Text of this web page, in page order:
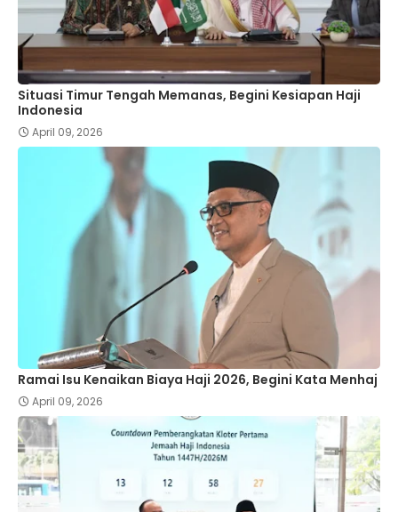
Situasi Timur Tengah Memanas, Begini Kesiapan Haji
Indonesia
April 09, 2026
Ramai Isu Kenaikan Biaya Haji 2026, Begini Kata Menhaj
April 09, 2026